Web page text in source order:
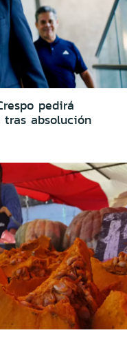
pedirá
tras absolución